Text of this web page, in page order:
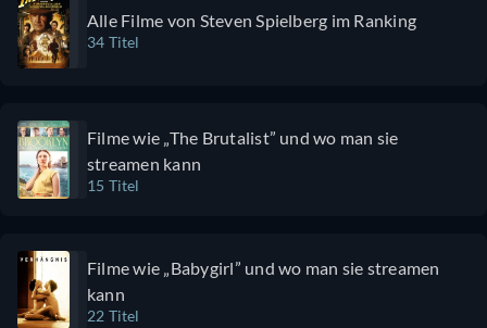
erklärt werden? Ist
man ok, mit
vertragen: Von
sehr spannend, zu
Horrorfan, aber ich
die
trotzdem
Alle Filme von Steven Spielberg im Ranking
34 Titel
Filme wie „The Brutalist” und wo man sie
streamen kann
15 Titel
Filme wie „Babygirl” und wo man sie streamen
kann
22 Titel